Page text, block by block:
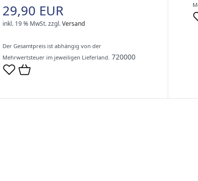
29,90 EUR
inkl. 19 % MwSt.zzgl.Versand
Der Gesamtpreis ist abhängig von der
Mehrwertsteuer im jeweiligen Lieferland. 720000